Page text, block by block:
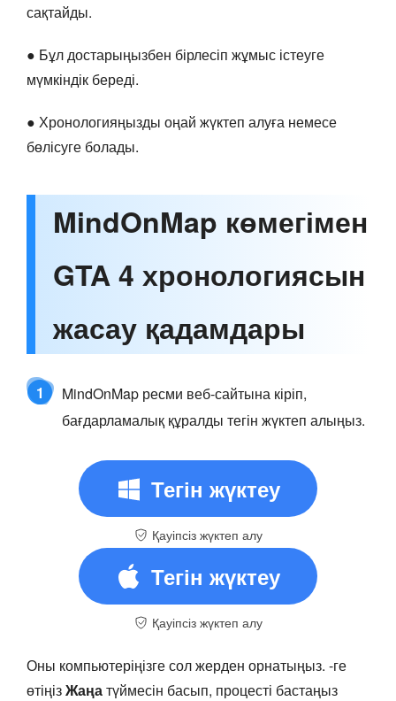
сақтайды.
● Бұл достарыңызбен бірлесіп жұмыс істеуге
мүмкіндік береді.
● Хронологияңызды оңай жүктеп алуға немесе
бөлісуге болады.
MindOnMap көмегімен
GTA 4 хронологиясын
жасау қадамдары
1
MindOnMap ресми веб-сайтына кіріп,
бағдарламалық құралды тегін жүктеп алыңыз.
Тегін жүктеу
Қауіпсіз жүктеп алу
Тегін жүктеу
Қауіпсіз жүктеп алу
Оны компьютеріңізге сол жерден орнатыңыз. -ге
өтіңізЖаңатүймесін басып, процесті бастаңыз